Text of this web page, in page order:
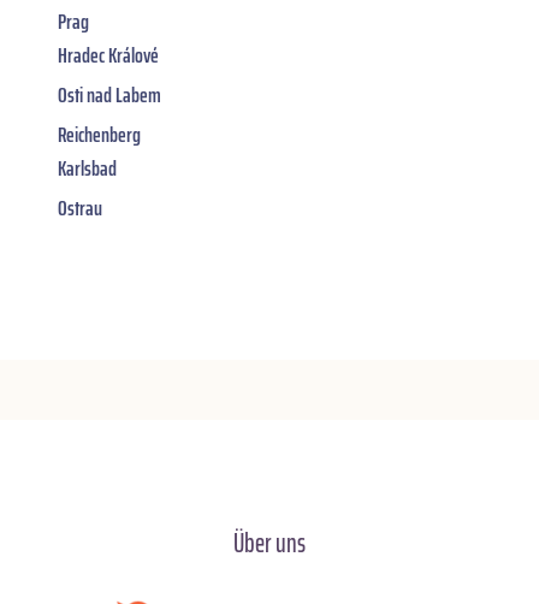
Prag
Hradec Králové
Osti nad Labem
Reichenberg
Karlsbad
Ostrau
Über uns